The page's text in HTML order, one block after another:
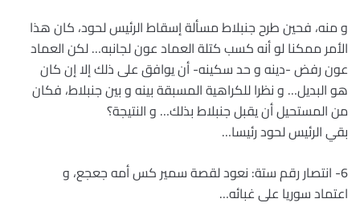
و منه، فحين طرح جنبلاط مسألة إسقاط الرئيس لحود، كان هذا
الأمر ممكنا لو أنه كسب كتلة العماد عون لجانبه… لكن العماد
عون رفض -دينه و حد سكينه- أن يوافق على ذلك إلا إن كان
هو البديل… و نظرا للكراهية المسبقة بينه و بين جنبلاط، فكان
من المستحيل أن يقبل جنبلاط بذلك… و النتيجة؟
بقي الرئيس لحود رئيسا…
6- انتصار رقم ستة: نعود لقصة سمير كس أمه جعجع، و
اعتماد سوريا على غبائه…